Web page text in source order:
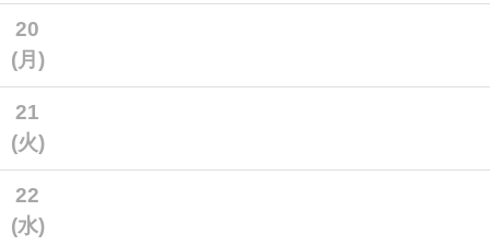
20
(月)
21
(火)
22
(水)